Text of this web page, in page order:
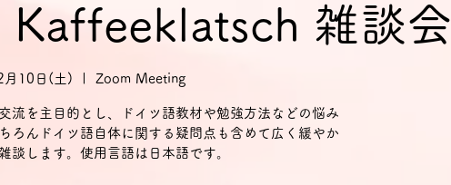
雑談会
月10日(土) Zoom Meeting
流を主目的とし、ドイツ語教材や勉強方法などの悩み
ろんドイツ語自体に関する疑問点も含めて広く緩やか
談します。使用言語は日本語です。